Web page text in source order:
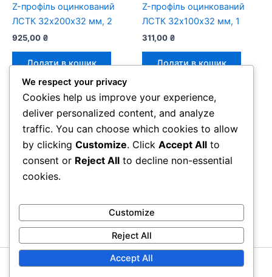
Z-профіль оцинкований
ЛСТК 32х200х32 мм, 2
925,00 ₴
Додати в кошик
Z-профіль оцинкований
ЛСТК 32х100х32 мм, 1
311,00 ₴
Додати в кошик
Z - Профіль
Z-профіль оцинкований
ЛСТК 32х50х32, 1.5
319,00₴
We respect your privacy
Cookies help us improve your experience,
deliver personalized content, and analyze
traffic. You can choose which cookies to allow
by clicking Customize. Click Accept All to
consent or Reject All to decline non-essential
cookies.
Customize
Reject All
Accept All